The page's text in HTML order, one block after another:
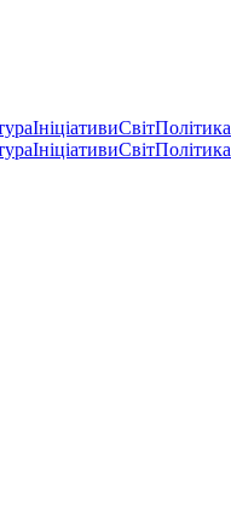
ІніціативиСвітПолітика
ІніціативиСвітПолітика